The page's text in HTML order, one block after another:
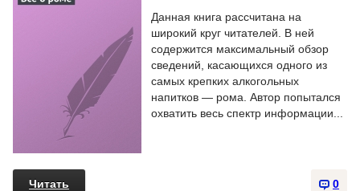
Данная книга рассчитана на
широкий круг читателей. В ней
содержится максимальный обзор
сведений, касающихся одного из
самых крепких алкогольных
напитков — рома. Автор попытался
охватить весь спектр информации...
0
Читать